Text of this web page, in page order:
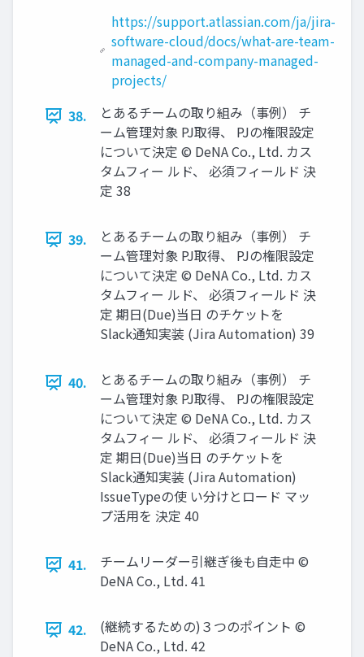
https://support.atlassian.com/ja/jira-
software-cloud/docs/what-are-team-
managed-and-company-managed-
projects/
38.
とあるチームの取り組み（事例） チ
ーム管理対象 PJ取得、 PJの権限設定
について決定 © DeNA Co., Ltd. カス
タムフィー ルド、 必須フィールド 決
定 38
39.
とあるチームの取り組み（事例） チ
ーム管理対象 PJ取得、 PJの権限設定
について決定 © DeNA Co., Ltd. カス
タムフィー ルド、 必須フィールド 決
定 期日(Due)当日 のチケットを
Slack通知実装 (Jira Automation) 39
40.
とあるチームの取り組み（事例） チ
ーム管理対象 PJ取得、 PJの権限設定
について決定 © DeNA Co., Ltd. カス
タムフィー ルド、 必須フィールド 決
定 期日(Due)当日 のチケットを
Slack通知実装 (Jira Automation)
IssueTypeの使 い分けとロード マッ
プ活用を 決定 40
41.
チームリーダー引継ぎ後も自走中 ©
DeNA Co., Ltd. 41
42.
(継続するための)３つのポイント ©
DeNA Co., Ltd. 42